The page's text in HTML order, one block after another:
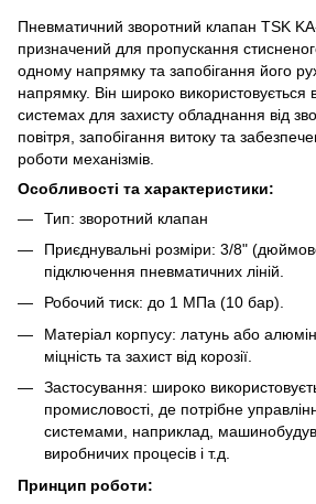
Пневматичний зворотний клапан TSK
призначений для пропускання
одному напрямку та запобігання його
напрямку. Він широко використовується
системах для захисту обладнання від
повітря, запобігання витоку та
роботи механізмів.
Особливості та характеристики:
Тип: зворотний клапан
Приєднувальні розміри: 3/8"
підключення пневматичних ліній.
Робочий тиск: до 1 МПа (10 бар).
Матеріал корпусу: латунь або
міцність та захист від корозії.
Застосування: широко
промисловості, де потрібне
системами, наприклад,
виробничих процесів і т.д.
Принцип роботи: